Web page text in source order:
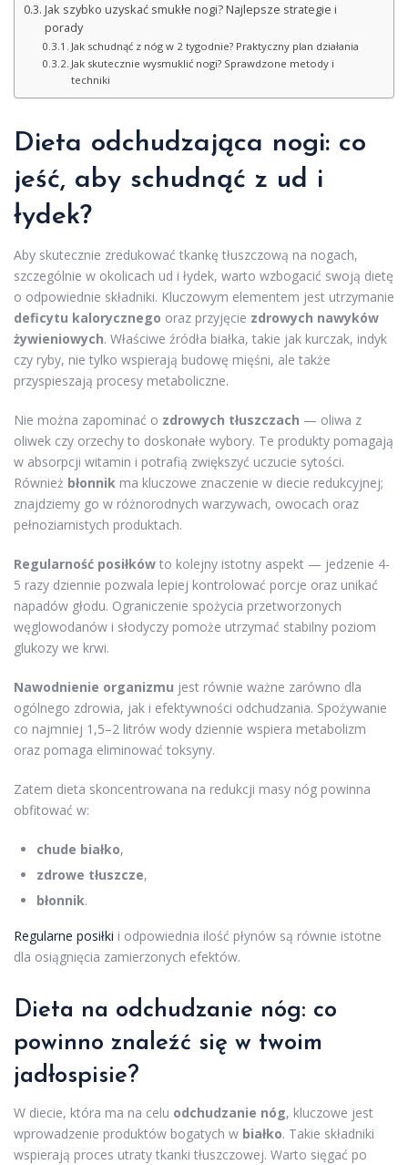
Jak szybko uzyskać smukłe nogi? Najlepsze strategie i
porady
Jak schudnąć z nóg w 2 tygodnie? Praktyczny plan działania
Jak skutecznie wysmuklić nogi? Sprawdzone metody i
techniki
Dieta odchudzająca nogi: co
jeść, aby schudnąć z ud i
łydek?
Aby skutecznie zredukować tkankę tłuszczową na nogach,
szczególnie w okolicach ud i łydek, warto wzbogacić swoją dietę
o odpowiednie składniki. Kluczowym elementem jest utrzymanie
deficytu kalorycznego oraz przyjęcie zdrowych nawyków
żywieniowych. Właściwe źródła białka, takie jak kurczak, indyk
czy ryby, nie tylko wspierają budowę mięśni, ale także
przyspieszają procesy metaboliczne.
Nie można zapominać o zdrowych tłuszczach — oliwa z
oliwek czy orzechy to doskonałe wybory. Te produkty pomagają
w absorpcji witamin i potrafią zwiększyć uczucie sytości.
Również błonnik ma kluczowe znaczenie w diecie redukcyjnej;
znajdziemy go w różnorodnych warzywach, owocach oraz
pełnoziarnistych produktach.
Regularność posiłków to kolejny istotny aspekt — jedzenie 4-
5 razy dziennie pozwala lepiej kontrolować porcje oraz unikać
napadów głodu. Ograniczenie spożycia przetworzonych
węglowodanów i słodyczy pomoże utrzymać stabilny poziom
glukozy we krwi.
Nawodnienie organizmu jest równie ważne zarówno dla
ogólnego zdrowia, jak i efektywności odchudzania. Spożywanie
co najmniej 1,5–2 litrów wody dziennie wspiera metabolizm
oraz pomaga eliminować toksyny.
Zatem dieta skoncentrowana na redukcji masy nóg powinna
obfitować w:
chude białko,
zdrowe tłuszcze,
błonnik.
Regularne posiłki i odpowiednia ilość płynów są równie istotne
dla osiągnięcia zamierzonych efektów.
Dieta na odchudzanie nóg: co
powinno znaleźć się w twoim
jadłospisie?
W diecie, która ma na celu odchudzanie nóg, kluczowe jest
wprowadzenie produktów bogatych w białko. Takie składniki
wspierają proces utraty tkanki tłuszczowej. Warto sięgać po